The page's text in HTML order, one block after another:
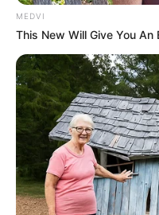
MEDVI
This New Will Give You